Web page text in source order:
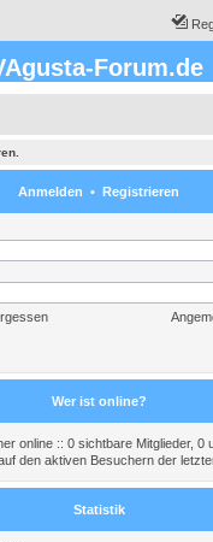
Forum.de
Anmelden • Registrieren
Wer ist online?
online :: 0 sichtbare Mitglieder, 0
den aktiven Besuchern der
Statistik